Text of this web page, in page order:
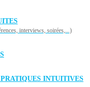
interviews, soirées,...)
INTUITIVES